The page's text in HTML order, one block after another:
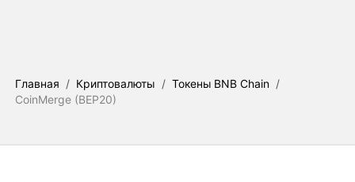
Главная / Криптовалюты / Токены BNB Chain /
CoinMerge (BEP20)